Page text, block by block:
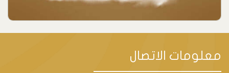
معلومات الاتصال